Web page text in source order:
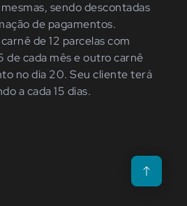
sendo descontadas
de pagamentos.
de 12 parcelas com
de cada mês e outro carnê
no dia 20. Seu cliente terá
a cada 15 dias.
Voltar para o